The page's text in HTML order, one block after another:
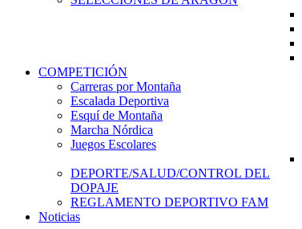
COMPETICIÓN
Carreras por Montaña
Escalada Deportiva
Esquí de Montaña
Marcha Nórdica
Juegos Escolares
DEPORTE/SALUD/CONTROL DEL
DOPAJE
REGLAMENTO DEPORTIVO FAM
Noticias